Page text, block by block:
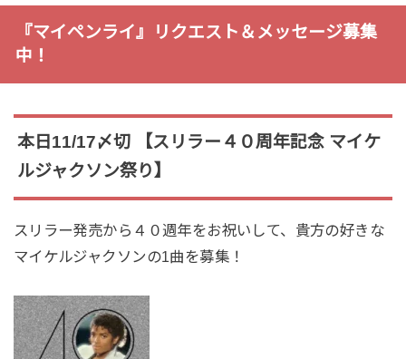
『マイペンライ』リクエスト＆メッセージ募集
中！
本日11/17〆切 【スリラー４０周年記念 マイケ
ルジャクソン祭り】
スリラー発売から４０週年をお祝いして、貴方の好きな
マイケルジャクソンの1曲を募集！